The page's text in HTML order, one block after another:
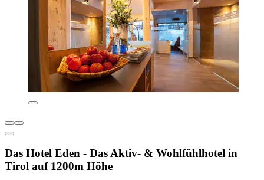
Das Hotel Eden - Das Aktiv- & Wohlfühlhotel in
Tirol auf 1200m Höhe